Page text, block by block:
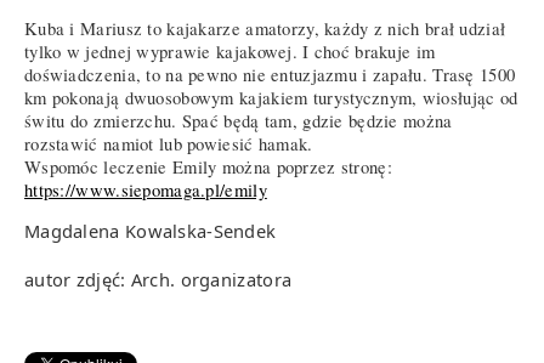
Kuba i Mariusz to kajakarze amatorzy, każdy z nich brał udział
tylko w jednej wyprawie kajakowej. I choć brakuje im
doświadczenia, to na pewno nie entuzjazmu i zapału. Trasę 1500
km pokonają dwuosobowym kajakiem turystycznym, wiosłując od
świtu do zmierzchu. Spać będą tam, gdzie będzie można
rozstawić namiot lub powiesić hamak.
Wspomóc leczenie Emily można poprzez stronę:
https://www.siepomaga.pl/emily
Magdalena Kowalska-Sendek
autor zdjęć: Arch. organizatora